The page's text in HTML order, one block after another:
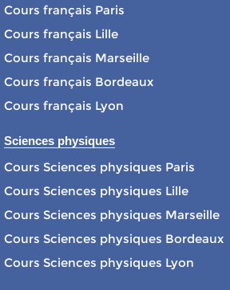
Cours français Paris
Cours français Lille
Cours français Marseille
Cours français Bordeaux
Cours français Lyon
Sciences physiques
Cours Sciences physiques Paris
Cours Sciences physiques Lille
Cours Sciences physiques Marseille
Cours Sciences physiques Bordeaux
Cours Sciences physiques Lyon